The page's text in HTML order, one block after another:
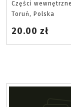
Części wewnętrzne
Toruń, Polska
20.00 zł